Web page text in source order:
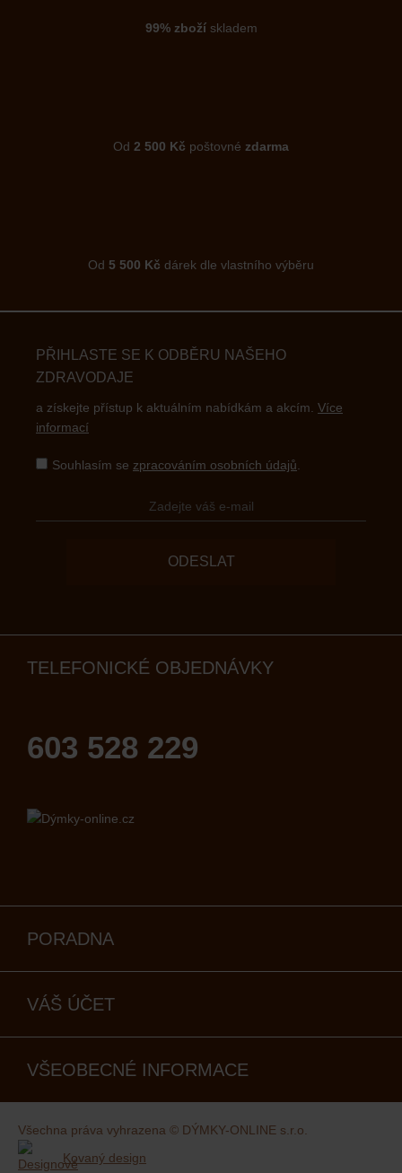
99% zbožískladem
Od 2 500 Kč poštovné zdarma
Od 5 500 Kč dárek dle vlastního výběru
PŘIHLASTE SE K ODBĚRU NAŠEHO
ZDRAVODAJE
a získejte přístup k aktuálním nabídkám a akcím. Více
informací
Souhlasím se zpracováním osobních údajů
ODESLAT
TELEFONICKÉ OBJEDNÁVKY
603 528 229
PORADNA
VÁŠ ÚČET
VŠEOBECNÉ INFORMACE
Všechna práva vyhrazena © DÝMKY-ONLINE s.r.o.
Kovaný design